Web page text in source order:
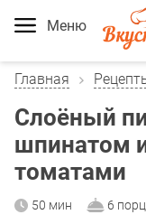
Меню
Главная
Слоёный
шпинатом
томатами
50 мин 6